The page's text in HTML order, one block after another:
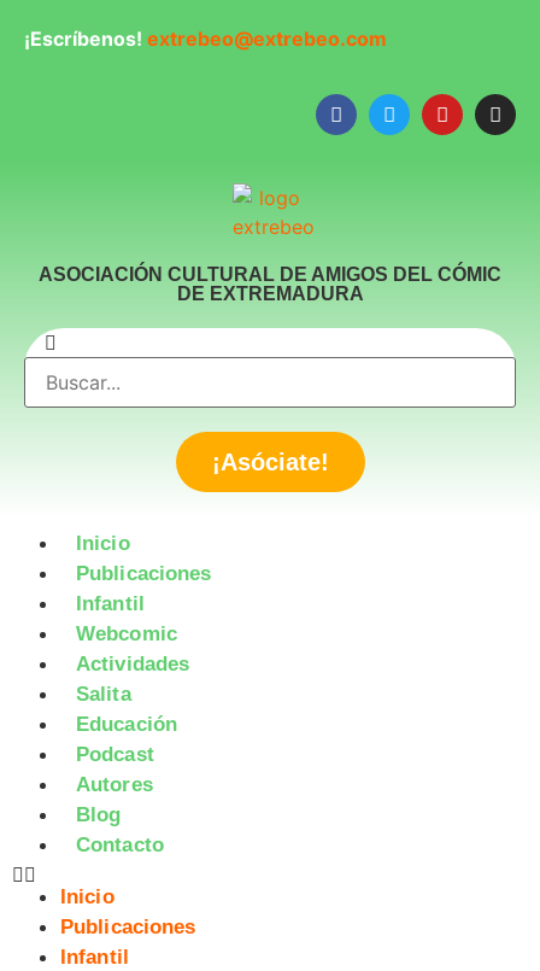
¡Escríbenos! extrebeo@extrebeo.com
ASOCIACIÓN CULTURAL DE AMIGOS DEL CÓMIC
DE EXTREMADURA
¡Asóciate!
Inicio
Publicaciones
Infantil
Webcomic
Actividades
Salita
Educación
Podcast
Autores
Blog
Contacto
Inicio
Publicaciones
Infantil